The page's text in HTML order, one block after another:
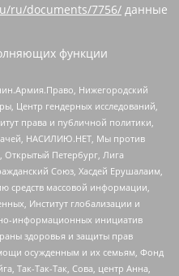
ru/documents/7756/ данные
функции
Нижегородский
Центр гендерных исследований,
права и публичной политики,
НАСИЛИЮ.НЕТ, Мы против
Открытый Петербург, Лига
Союз, Хасдей Ерушалаим,
средств массовой информации,
Институт глобализации и
информационных инициатив
здоровья и защиты прав
осужденным и их семьям, Фонд
Так-Так-Так, Сова, центр Анна,